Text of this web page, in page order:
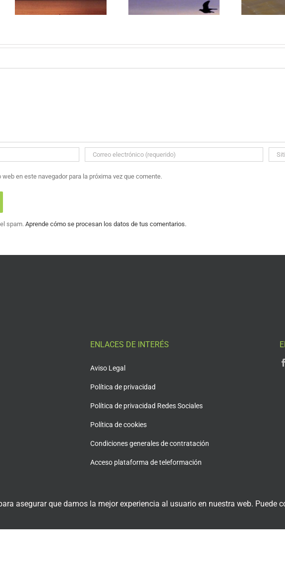
HIV: 2009
en este navegador para la próxima vez que comente.
spam. Aprende cómo se procesan los datos de tus comentarios.
ENLACES DE INTERÉS
Aviso Legal
Política de privacidad
Política de privacidad Redes Sociales
Política de cookies
Condiciones generales de contratación
Acceso plataforma de teleformación
asegurar que damos la mejor experiencia al usuario en nuestra web. Puede